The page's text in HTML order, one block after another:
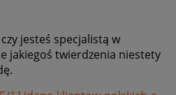
jesteś specjalistą w
jakiegoś twierdzenia niestety